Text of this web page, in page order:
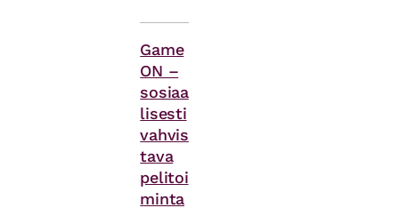
Game
ON –
sosiaa
lisesti
vahvis
tava
pelitoi
minta